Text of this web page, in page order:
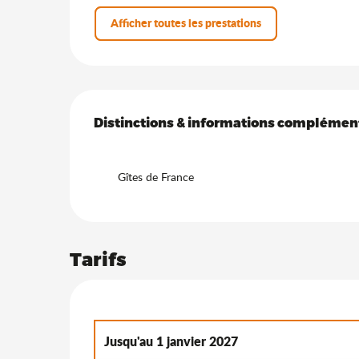
Afficher toutes les prestations
Distinctions & informations
Distinctions & informations
Gîtes de France
Tarifs
Jusqu'au 1 janvier 2027